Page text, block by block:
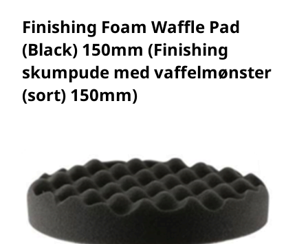
Finishing Foam Waffle Pad
(Black) 150mm (Finishing
skumpude med vaffelmønster
(sort) 150mm)